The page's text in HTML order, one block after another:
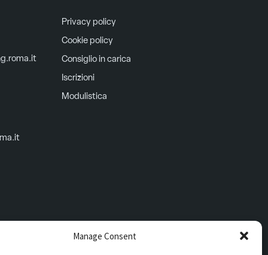
Manage Consent
Privacy policy
Cookie policy
Consiglio in carica
Iscrizioni
Modulistica